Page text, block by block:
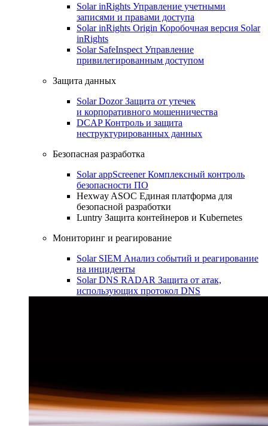
Solar inRights Управление учетными
записями и правами доступа
Solar inRights Origin Коробочная версия Solar
inRights
Solar SafeInspect Управление
привилегированным доступом
Защита данных
Solar DozorЗащита от утечек
и корпоративного мошенничества
DCAPКонтроль и защита
неструктурированных данных
Безопасная разработка
Solar appScreenerКомплексный контроль
безопасности ПО
Hexway ASOC Единая платформа для
безопасной разработки
Luntry Защита контейнеров и Kubernetes
Мониторинг и реагирование
Solar SIEM Анализ событий и реагирование
на инциденты
Solar DNS RADAR Защита от атак,
использующих протокол DNS